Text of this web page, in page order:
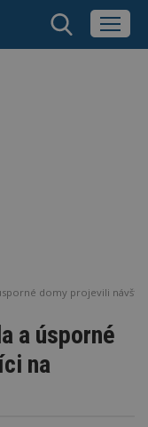
domy projevili
a úsporné
na